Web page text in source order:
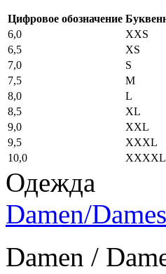
Цифровое обозначение
6,0
XXS
6,5
XS
7,0
S
7,5
M
8,0
L
8,5
XL
9,0
XXL
9,5
XXXL
10,0
XXXXL
Одежда
Damen/
Damen /